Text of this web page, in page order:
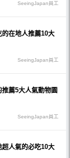
SeeingJapan員工
的在地人推薦10大
SeeingJapan員工
推薦5大人氣動物園
SeeingJapan員工
超人氣的必吃10大